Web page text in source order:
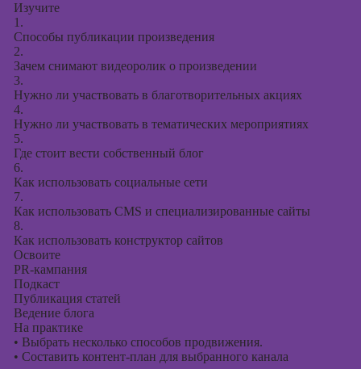
Изучите
1.
Способы публикации произведения
2.
Зачем снимают видеоролик о произведении
3.
Нужно ли участвовать в благотворительных акциях
4.
Нужно ли участвовать в тематических мероприятиях
5.
Где стоит вести собственный блог
6.
Как использовать социальные сети
7.
Как использовать CMS и специализированные сайты
8.
Как использовать конструктор сайтов
Освоите
PR-кампания
Подкаст
Публикация статей
Ведение блога
На практике
• Выбрать несколько способов продвижения.
• Составить контент-план для выбранного канала